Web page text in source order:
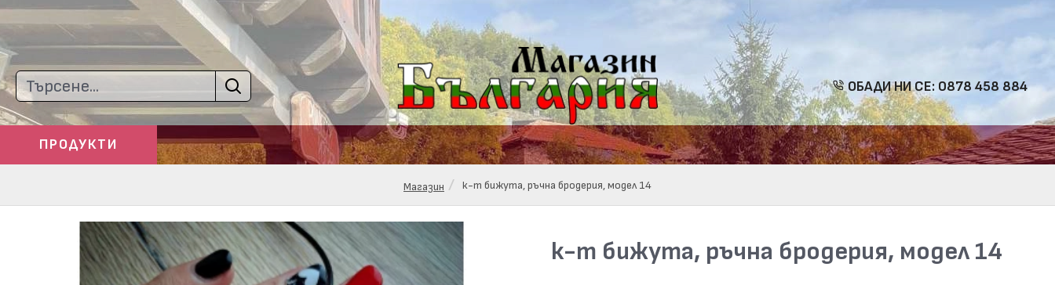
ОБАДИ НИ СЕ: 0878 458 884
ПРОДУКТИ
Магазин к-т бижута, ръчна бродерия, модел 14
к-т бижута, ръчна бродерия, модел 14